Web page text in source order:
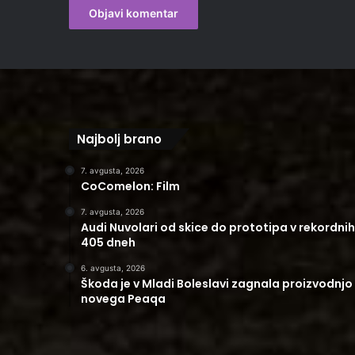
Najbolj brano
7. avgusta, 2026
CoComelon: Film
7. avgusta, 2026
Audi Nuvolari od skice do prototipa v rekordnih
405 dneh
6. avgusta, 2026
Škoda je v Mladi Boleslavi zagnala proizvodnjo
novega Peaqa